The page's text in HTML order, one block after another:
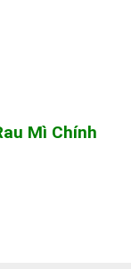
Mì Chính